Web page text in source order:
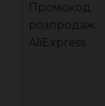
AliExpress